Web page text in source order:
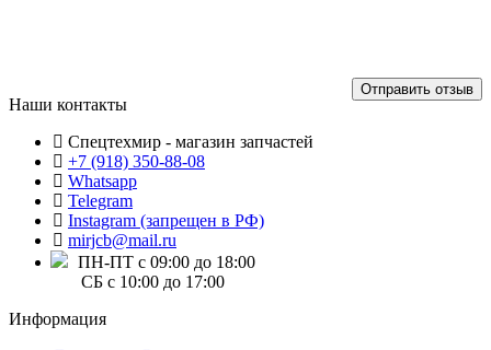
Отправить отзыв
Наши контакты
Спецтехмир - магазин запчастей
+7 (918) 350-88-08
Whatsapp
Telegram
Instagram (запрещен в РФ)
mirjcb@mail.ru
ПН-ПТ с 09:00 до 18:00
СБ с 10:00 до 17:00
Информация